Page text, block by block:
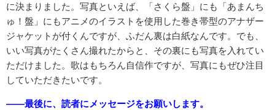
に決まりました。写真といえば、「さくら盤」にも「あまんち
ゅ！盤」にもアニメのイラストを使用した巻き帯型のアナザー
ジャケットが付くんですが、ふだん裏は白紙なんです。でも、
いい写真がたくさん撮れたからと、その裏にも写真を入れてい
ただけました。歌はもちろん自信作ですが、写真にもぜひ注目
していただきたいです。
――最後に、読者にメッセージをお願いします。